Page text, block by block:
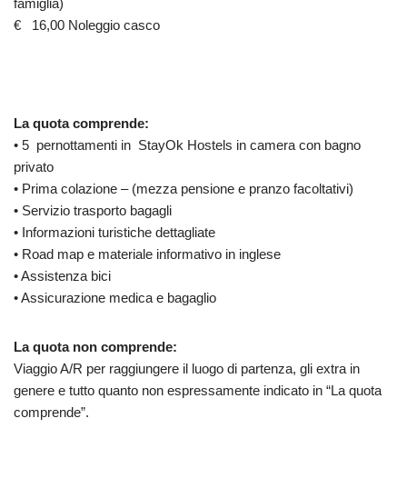
famiglia)
€ 16,00 Noleggio casco
La quota comprende:
• 5 pernottamenti in StayOk Hostels in camera con bagno
privato
• Prima colazione – (mezza pensione e pranzo facoltativi)
• Servizio trasporto bagagli
• Informazioni turistiche dettagliate
• Road map e materiale informativo in inglese
• Assistenza bici
• Assicurazione medica e bagaglio
La quota non comprende:
Viaggio A/R per raggiungere il luogo di partenza, gli extra in
genere e tutto quanto non espressamente indicato in “La quota
comprende”.